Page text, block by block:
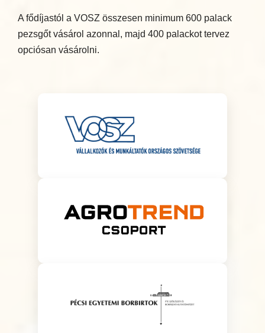
A fődíjastól a VOSZ összesen minimum 600 palack
pezsgőt vásárol azonnal, majd 400 palackot tervez
opciósan vásárolni.